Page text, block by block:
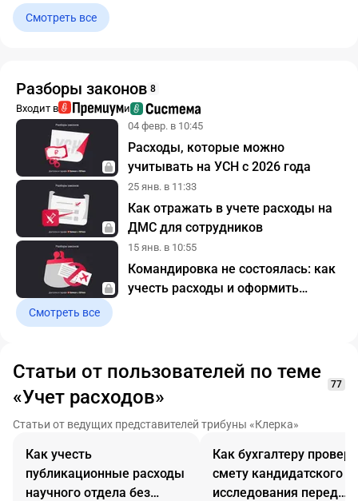
Смотреть все
Разборы законов 8
Входит в
и
04 февр. в 10:45
Расходы, которые можно
учитывать на УСН с 2026 года
25 янв. в 11:33
Как отражать в учете расходы на
ДМС для сотрудников
15 янв. в 10:55
Командировка не состоялась: как
учесть расходы и оформить
Смотреть все
Статьи от пользователей по теме
«Учет расходов»
77
Статьи от ведущих представителей трибуны «Клерка»
Как учесть
публикационные расходы
научного отдела без
Как бухгалтеру
смету кандидатского
исследования перед